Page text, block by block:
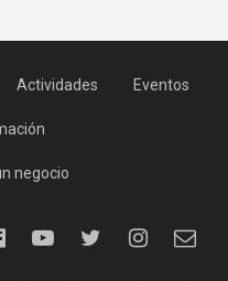
Actividades Eventos
negocio